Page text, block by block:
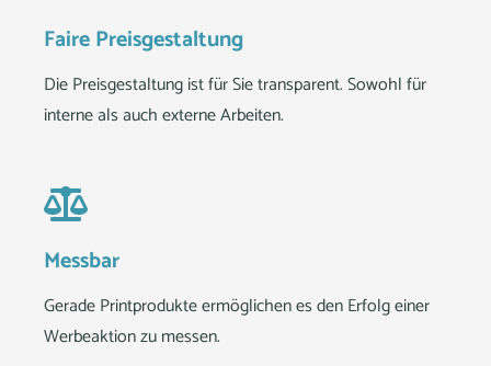
Faire Preisgestaltung
Die Preisgestaltung ist für Sie transparent. Sowohl für
interne als auch externe Arbeiten.
Messbar
Gerade Printprodukte ermöglichen es den Erfolg einer
Werbeaktion zu messen.